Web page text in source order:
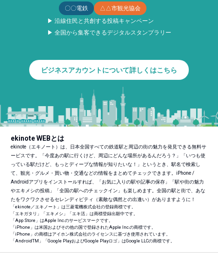
〇〇電鉄
△△市観光協会
▶ 沿線住民と共創する投稿キャンペーン
▶ 全国から集客できるデジタルスタンプラリー
ビジネスアカウントについて詳しくはこちら
ekinote WEBとは
ekinote（エキノート）は、日本全国すべての鉄道駅と周辺の街の魅力を発見できる無料サ
ービスです。「今度あの駅に行くけど、周辺にどんな場所があるんだろう？」「いつも使
っている駅だけど、もっとディープな情報が知りたいな！」というとき、駅名で検索し
て、観光・グルメ・買い物・交通などの情報をまとめてチェックできます。iPhone /
Androidアプリをインストールすれば、「お気に入りの駅や記事の保存」「駅や街の魅力
やエキメシの投稿」「全国の駅へのチェックイン」も楽しめます。全国の駅と街で、あな
たをワクワクさせるセレンディピティ（素敵な偶然との出逢い）がありますように！
「ekinote／エキノート」は三菱電機株式会社の登録商標です。
「エキガタリ」「エキメシ」「エキ活」は商標登録出願中です。
「App Store」はApple Inc.のサービスマークです。
「iPhone」は米国およびその他の国で登録されたApple Inc.の商標です。
「iPhone」の商標はアイホン株式会社のライセンスに基づき使用されています。
「AndroidTM 」「Google PlayおよびGoogle Playロゴ」はGoogle LLCの商標です。